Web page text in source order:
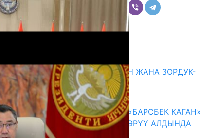
Комментарийлер
ГЕНДЕРДИК БАСМЫРЛООДОН ЖАНА ЗОРДУК-
ЗОМБУЛУКТАН КОРГОО
07.08.2026
КЫРГЫЗ ТАРЫХЫ ТАСМАДА: «БАРСБЕК КАГАН»
КӨРКӨМ ТАСМАСЫ ЖАРЫК КӨРҮҮ АЛДЫНДА
07.08.2026